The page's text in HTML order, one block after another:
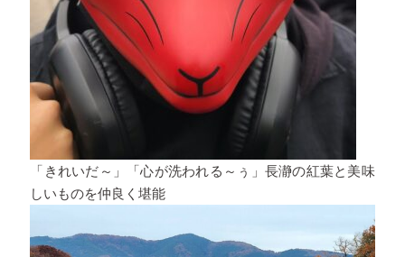
「きれいだ～」「心が洗われる～ぅ」長瀞の紅葉と美味
しいものを仲良く堪能